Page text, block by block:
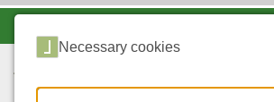
Necessary cookies